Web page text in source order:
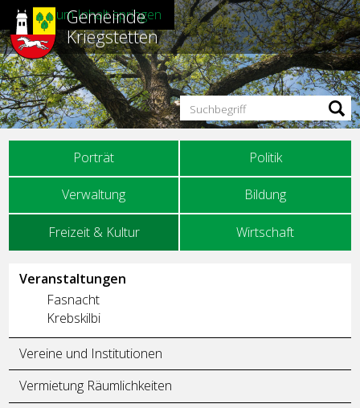
Direkt zum Inhalt springen
Hauptnavigation
Porträt Politik
Verwaltung Bildung
Freizeit & Kultur Wirtschaft
Gemeinde
Kriegstetten
Suchbegriff
Unternavigation
Veranstaltungen
Fasnacht
Krebskilbi
Vereine und Institutionen
Vermietung Räumlichkeiten